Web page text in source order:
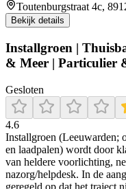
Toutenburgstraat 4c,
Bekijk details
Installgroen |
& Meer | Particulier
Gesloten
4.6
Installgroen (Leeuwarden;
en laadpalen) wordt door
van heldere voorlichting,
nazorg/helpdesk. In de
geregeld op dat het traject